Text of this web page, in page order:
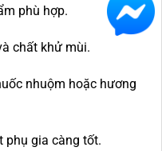
phù hợp.
chất khử mùi.
nhuộm hoặc hương
phụ gia càng tốt.